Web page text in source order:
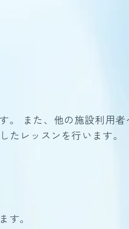
。 また、他の施設利用者
レッスンを行います。
す。